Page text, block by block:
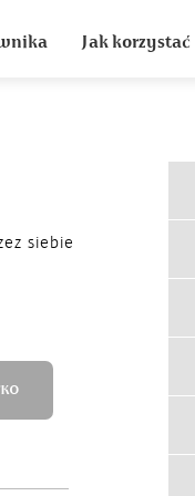
Jak korzystać
siebie